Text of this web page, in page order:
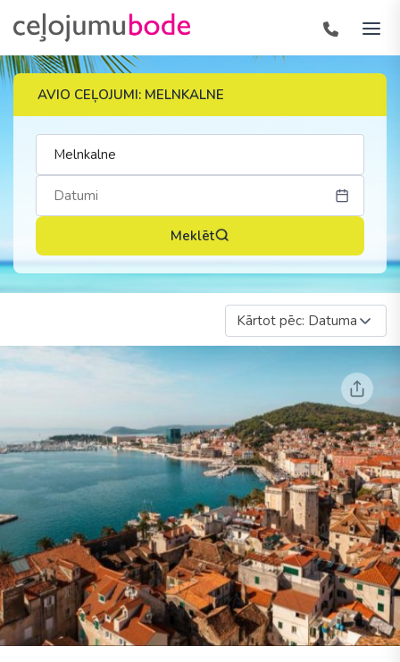
AVIO CEĻOJUMI: MELNKALNE
Meklēt
Kārtot pēc: Datuma